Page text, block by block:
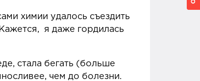
химии удалось съездить
я даже гордилась
стала бегать (больше
чем до болезни.